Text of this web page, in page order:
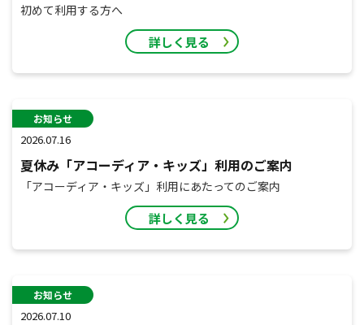
初めて利用する方へ
詳しく見る
お知らせ
2026.07.16
夏休み「アコーディア・キッズ」利用のご案内
「アコーディア・キッズ」利用にあたってのご案内
詳しく見る
お知らせ
2026.07.10